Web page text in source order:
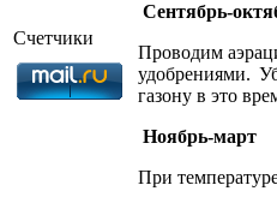
Счетчики
Сентябрь-
Проводим
удобрениями.
газону в это
Ноябрь-март
При